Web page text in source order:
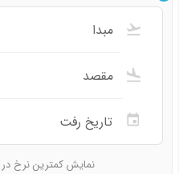
نمایش کمترین نرخ